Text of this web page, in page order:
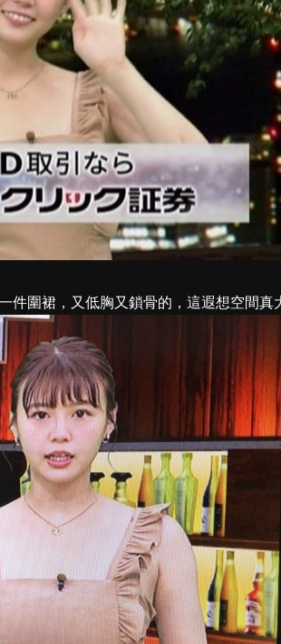
件圍裙，又低胸又鎖骨的，這遐想空間真